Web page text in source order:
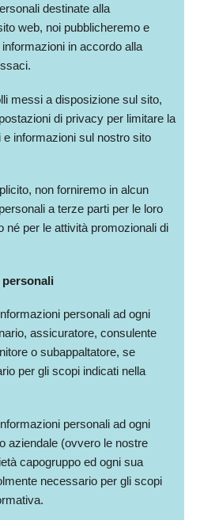
destinate alla
web, noi pubblicheremo e
in accordo alla
messi a disposizione sul sito,
di privacy per limitare la
e informazioni sul nostro sito
non forniremo in alcun
a terze parti per le loro
né per le attività promozionali di
personali ad ogni
assicuratore, consulente
o subappaltatore, se
per gli scopi indicati nella
personali ad ogni
aziendale (ovvero le nostre
capogruppo ed ogni sua
necessario per gli scopi